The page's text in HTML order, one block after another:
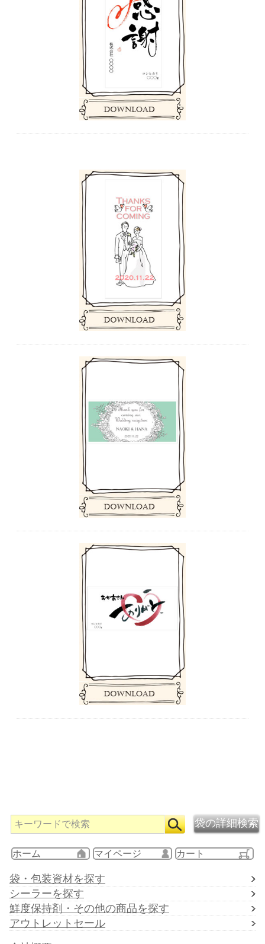
ホーム マイページ カート
袋・包装資材を探す
シーラーを探す
鮮度保持剤・その他の商品を探す
アウトレットセール